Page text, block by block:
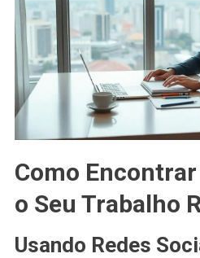
Como
o Seu Trabalho
Usando Redes